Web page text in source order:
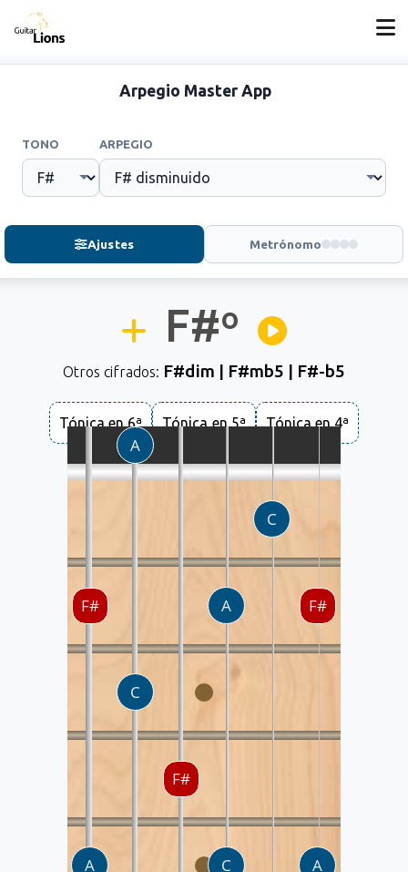
Arpegio Master App
TONO ARPEGIO
Ajustes Metrónomo
F#º
Otros cifrados: F#dim | F#mb5 | F#-b5
Tónica en 6ª Tónica en 5ª Tónica en 4ª